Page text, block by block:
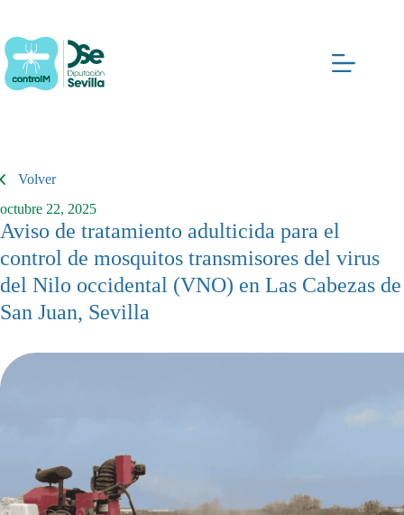
contenido
Volver
octubre 22, 2025
Aviso de tratamiento adulticida para el
control de mosquitos transmisores del virus
del Nilo occidental (VNO) en Las Cabezas de
San Juan, Sevilla